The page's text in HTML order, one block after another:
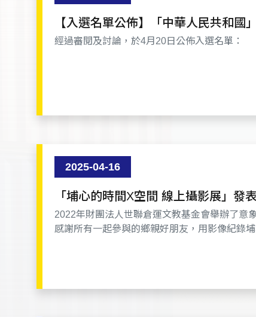
【入選名單公佈】「中華人民共和國
經過審閱及討論，於4月20日公佈入選名單：
2025-04-16
「埔心的時間X空間 線上攝影展」發
2022年財團法人世聯倉運文教基金會舉辦了意
感謝所有一起參與的鄉親好朋友，用影像紀錄埔